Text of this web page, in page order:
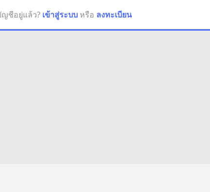
ชีอยู่แล้ว? เข้าสู่ระบบ หรือ ลงทะเบียน